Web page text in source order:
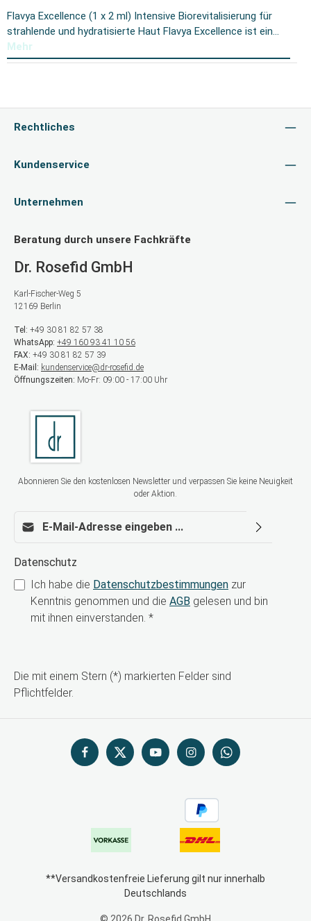
Flavya Excellence (1 x 2 ml) Intensive Biorevitalisierung für
strahlende und hydratisierte Haut Flavya Excellence ist ein…
Mehr
Rechtliches
Kundenservice
Unternehmen
Beratung durch unsere Fachkräfte
Dr. Rosefid GmbH
Karl-Fischer-Weg 5
12169 Berlin
Tel: +49 30 81 82 57 38
WhatsApp: +49 160 93 41 10 56
FAX: +49 30 81 82 57 39
E-Mail: kundenservice@dr-rosefid.de
Öffnungszeiten: Mo-Fr: 09:00 - 17:00 Uhr
Abonnieren Sie den kostenlosen Newsletter und verpassen Sie keine Neuigkeit
oder Aktion.
Datenschutz
Ich habe die Datenschutzbestimmungen zur
Kenntnis genommen und die AGB gelesen und bin
mit ihnen einverstanden. *
Die mit einem Stern (*) markierten Felder sind
Pflichtfelder.
**Versandkostenfreie Lieferung gilt nur innerhalb
Deutschlands